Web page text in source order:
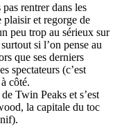
rentrer dans les
plaisir et regorge de
peu trop au sérieux sur
si l’on pense au
que ses derniers
spectateurs (c’est
côté.
Twin Peaks et s’est
la capitale du toc